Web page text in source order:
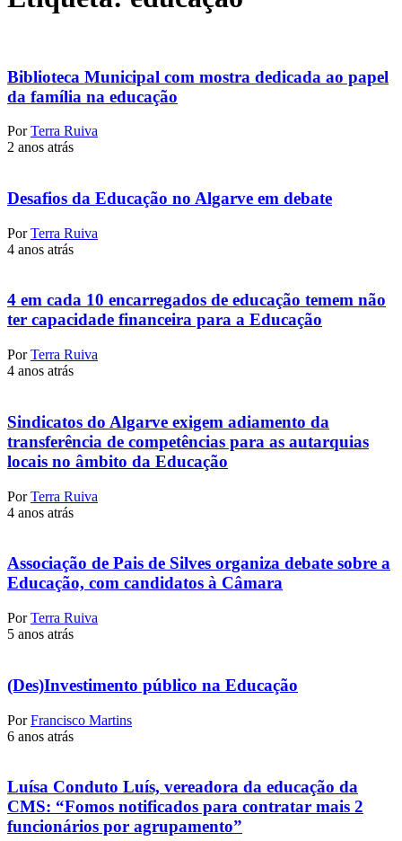
Biblioteca Municipal com mostra dedicada ao papel
da família na educação
Por Terra Ruiva
2 anos atrás
Desafios da Educação no Algarve em debate
Por Terra Ruiva
4 anos atrás
4 em cada 10 encarregados de educação temem não
ter capacidade financeira para a Educação
Por Terra Ruiva
4 anos atrás
Sindicatos do Algarve exigem adiamento da
transferência de competências para as autarquias
locais no âmbito da Educação
Por Terra Ruiva
4 anos atrás
Associação de Pais de Silves organiza debate sobre a
Educação, com candidatos à Câmara
Por Terra Ruiva
5 anos atrás
(Des)Investimento público na Educação
Por Francisco Martins
6 anos atrás
Luísa Conduto Luís, vereadora da educação da
CMS: “Fomos notificados para contratar mais 2
funcionários por agrupamento”